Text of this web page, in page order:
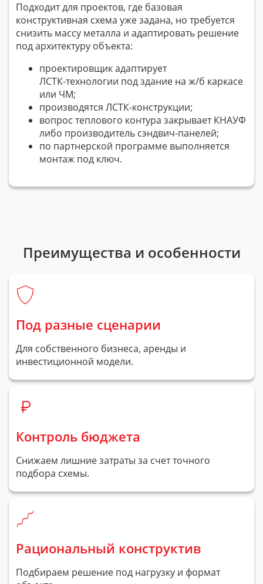
Подходит для проектов, где базовая
конструктивная схема уже задана, но требуется
снизить массу металла и адаптировать решение
под архитектуру объекта:
проектировщик адаптирует
ЛСТК-технологии под здание на ж/б каркасе
или ЧМ;
производятся ЛСТК-конструкции;
вопрос теплового контура закрывает КНАУФ
либо производитель сэндвич-панелей;
по партнерской программе выполняется
монтаж под ключ.
Преимущества и особенности
Под разные сценарии
Для собственного бизнеса, аренды и
инвестиционной модели.
Контроль бюджета
Снижаем лишние затраты за счет точного
подбора схемы.
Рациональный конструктив
Подбираем решение под нагрузку и формат